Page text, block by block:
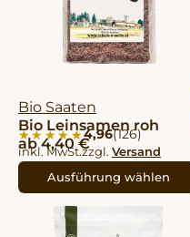
Bio Saaten
Bio Leinsamen roh
★★★★★
★★★★★4,96(126)
ab4,40€
inkl. MwSt.zzgl. Versand
Ausführung wählen